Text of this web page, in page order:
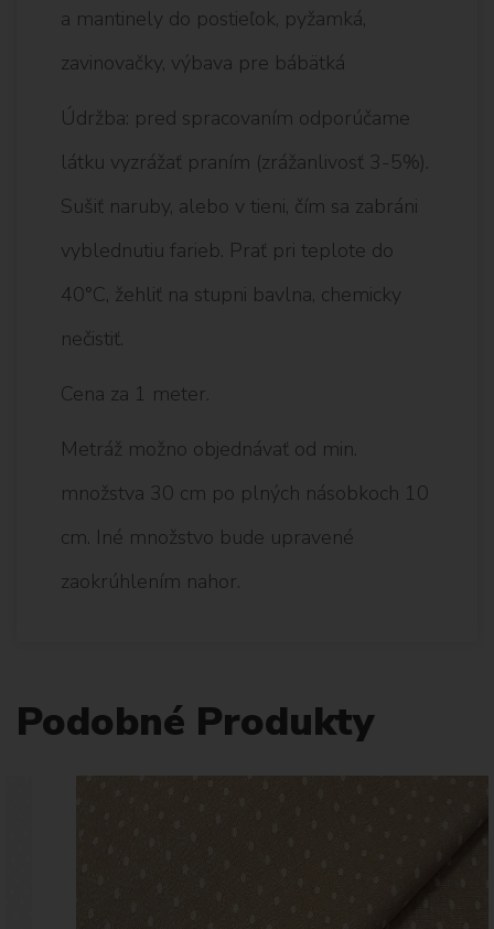
a mantinely do postieľok, pyžamká,
zavinovačky, výbava pre bábätká
Údržba: pred spracovaním odporúčame
látku vyzrážať praním (zrážanlivosť 3-5%).
Sušiť naruby, alebo v tieni, čím sa zabráni
vyblednutiu farieb. Prať pri teplote do
40°C, žehliť na stupni bavlna, chemicky
nečistiť.
Cena za 1 meter.
Metráž možno objednávať od min.
množstva 30 cm po plných násobkoch 10
cm. Iné množstvo bude upravené
zaokrúhlením nahor.
Podobné Produkty